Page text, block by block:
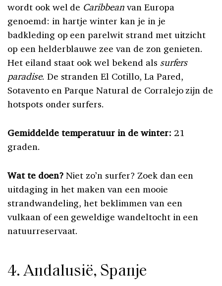
wordt ook wel de Caribbean van Europa
genoemd: in hartje winter kan je in je
badkleding op een parelwit strand met uitzicht
op een helderblauwe zee van de zon genieten.
Het eiland staat ook wel bekend als surfers
paradise. De stranden El Cotillo, La Pared,
Sotavento en Parque Natural de Corralejo zijn de
hotspots onder surfers.
Gemiddelde temperatuur in de winter: 21
graden.
Wat te doen? Niet zo’n surfer? Zoek dan een
uitdaging in het maken van een mooie
strandwandeling, het beklimmen van een
vulkaan of een geweldige wandeltocht in een
natuurreservaat.
4. Andalusië, Spanje